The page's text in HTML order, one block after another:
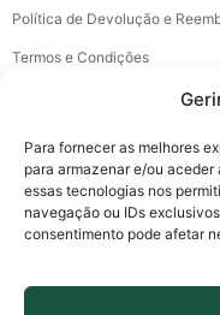
Para fornecer as melhores
para armazenar e/ou
essas tecnologias nos
navegação ou IDs
consentimento pode afetar
Política de Devolução e
Termos e Condições
Copyright © 2026
Custom made by